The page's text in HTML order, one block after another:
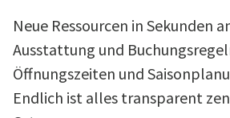
Neue Ressourcen in Sekunden
Ausstattung und
Öffnungszeiten und
Endlich ist alles transparent